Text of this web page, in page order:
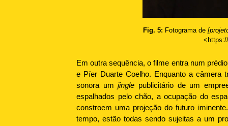
Fig. 5: Fotograma de
Em outra sequência, o filme entra num
e Píer Duarte Coelho. Enquanto a câmera
sonora umjingle publicitário de um
espalhados pelo chão, a ocupação do
constroem uma projeção do futuro
tempo, estão todas sendo sujeitas a um